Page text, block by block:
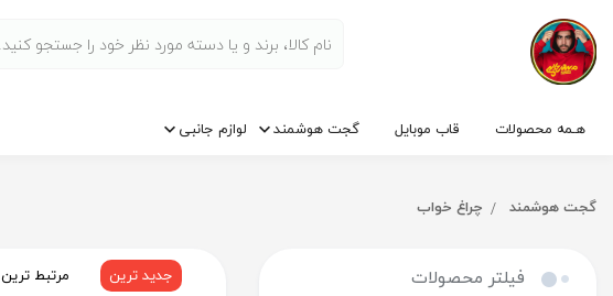
هـمه محصولات قاب موبایل گجت هوشمند لوازم جانبی
گجت هوشمند چراغ خواب
فیلتر محصولات جدید ترین مرتبط ترین